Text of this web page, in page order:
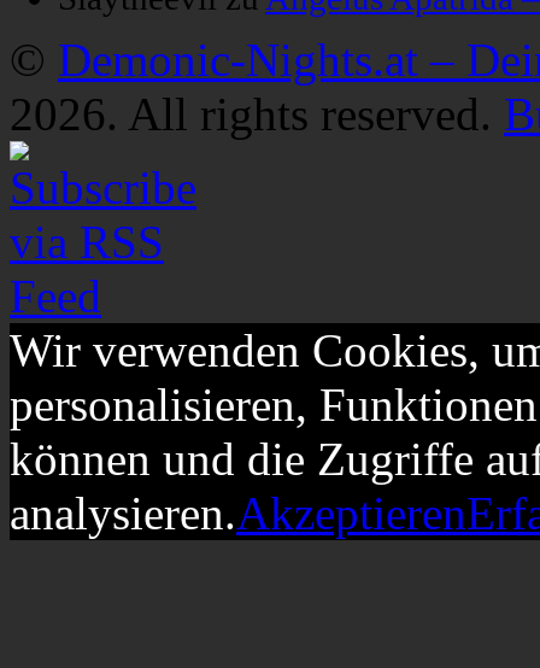
© Demonic-Nights.at –
2026. All rights reserved.
Wir verwenden Cookies,
personalisieren,
können und die Zugriffe
analysieren.Akzeptieren